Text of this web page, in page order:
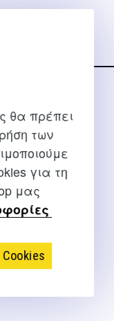
θα πρέπει
των
για τη
μας
μέσω του